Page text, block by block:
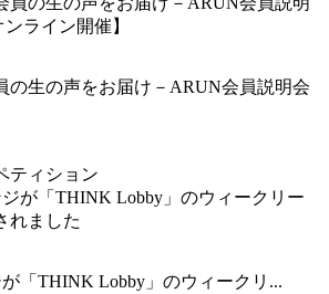
の生の声をお届け－ARUN会員説明会
ティション
「THINK Lobby」のウィークリ...